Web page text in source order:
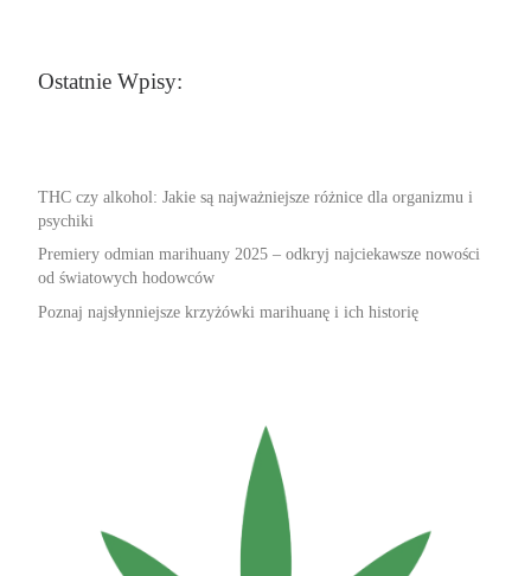
Ostatnie Wpisy:
THC czy alkohol: Jakie są najważniejsze różnice dla organizmu i
psychiki
Premiery odmian marihuany 2025 – odkryj najciekawsze nowości
od światowych hodowców
Poznaj najsłynniejsze krzyżówki marihuanę i ich historię